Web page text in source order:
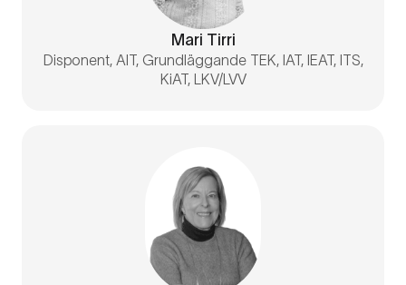
Mari Tirri
Disponent, AIT, Grundläggande TEK, IAT, IEAT, ITS,
KiAT, LKV/LVV